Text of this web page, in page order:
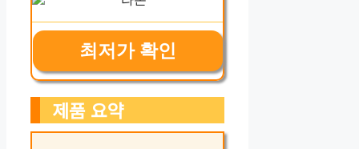
최저가 확인
제품 요약